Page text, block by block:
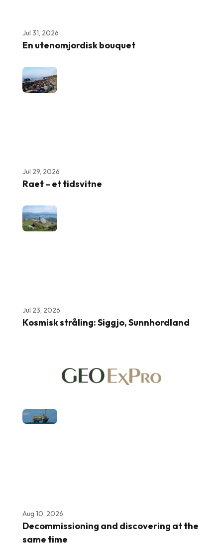
Jul 31, 2026
En utenomjordisk bouquet
Jul 29, 2026
Raet – et tidsvitne
Jul 23, 2026
Kosmisk stråling: Siggjo, Sunnhordland
Aug 10, 2026
Decommissioning and discovering at the
same time